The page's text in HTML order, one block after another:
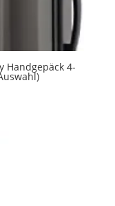
Handgepäck 4-